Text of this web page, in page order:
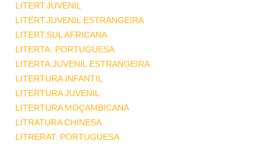
LITERT.JUVENIL
LITERT.JUVENIL ESTRANGEIRA
LITERT.SUL AFRICANA
LITERTA. PORTUGUESA
LITERTA.JUVENIL ESTRANGEIRA
LITERTURA INFANTIL
LITERTURA JUVENIL
LITERTURA MOÇAMBICANA
LITRATURA CHINESA
LITRERAT. PORTUGUESA